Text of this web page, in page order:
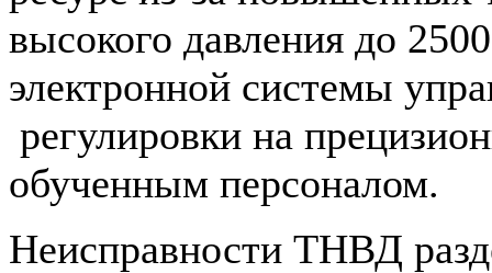
высокого давления до
электронной системы
регулировки на
обученным персоналом.
Неисправности ТНВД